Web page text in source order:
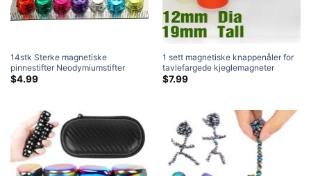
14stk Sterke magnetiske
pinnestifter Neodymiumstifter
Kjøleskapsmagneter Undervisning
$4.99
1 sett magnetiske knappenåler for
tavlefargede kjeglemagneter
(12mm dia x 19 mm høy)
$7.99